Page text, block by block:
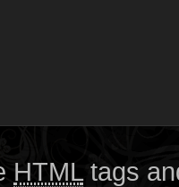
HTML tags